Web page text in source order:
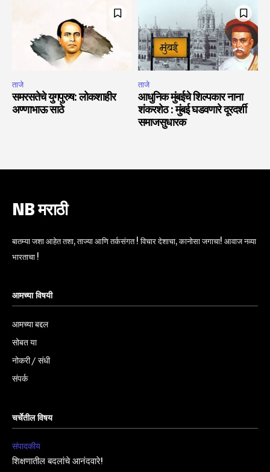
ताजे
समरसतेचे युगपुरुष: लोकशाहीर
अण्णाभाऊ साठे
ताजे
आधुनिक मुंबईचे शिल्पकार नाना
शंकरशेठ : मुंबई घडवणारे दूरदर्शी
समाजसुधारक
NB मराठी
बातम्या जशा आहेत तशा, ताज्या आणि तर्कसंगत ! विचार देशाचा, कानोसा जगाचा! आवाज नव्या
भारताचा !
आमच्या विषयी
आमच्या बद्दल
सोबत या
नोकरी / संधी
संपर्क
चर्चेतील विषय
संपादकीय
शिक्षणातील बदलांचे आनंदवारे!